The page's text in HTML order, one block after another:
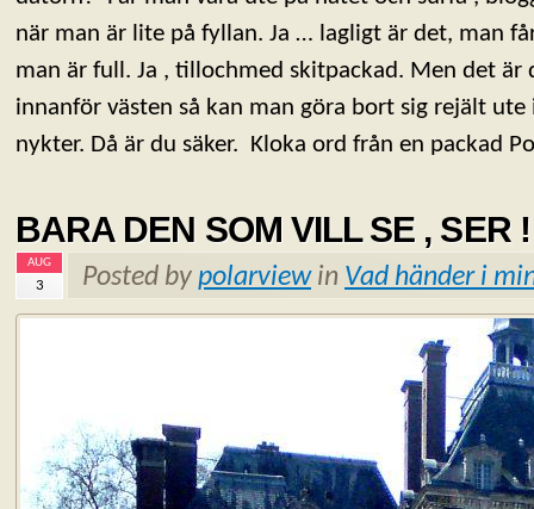
när man är lite på fyllan. Ja … lagligt är det, man
man är full. Ja , tillochmed skitpackad. Men det
innanför västen så kan man göra bort sig rejält
nykter. Då är du säker. Kloka ord från en packad
BARA DEN SOM VILL SE , SER !
AUG
3 Posted by polarviewin Vad händer i